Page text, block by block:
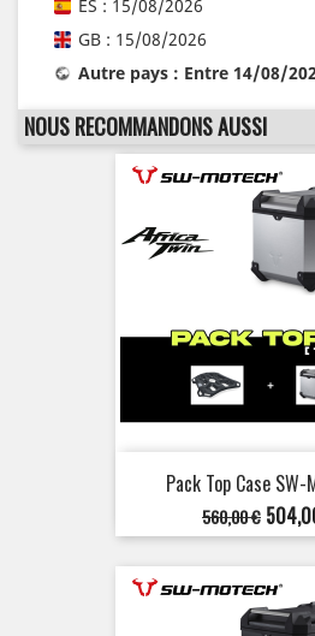
ES : 15/08/2026
GB : 15/08/2026
Autre pays : Entre 14/08/
NOUS RECOMMANDONS AUSSI
Pack Top Case SW-
Prix
de
base
560,00 € Prix